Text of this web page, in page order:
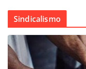
Sindicalismo